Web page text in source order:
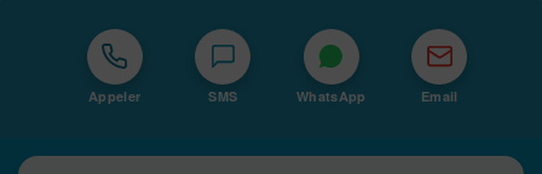
Appeler SMS WhatsApp Email